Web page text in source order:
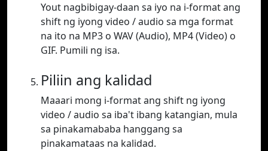
Yout nagbibigay-daan sa iyo na i-format ang
shift ng iyong video / audio sa mga format
na ito na MP3 o WAV (Audio), MP4 (Video) o
GIF. Pumili ng isa.
Piliin ang kalidad
Maaari mong i-format ang shift ng iyong
video / audio sa iba't ibang katangian, mula
sa pinakamababa hanggang sa
pinakamataas na kalidad.